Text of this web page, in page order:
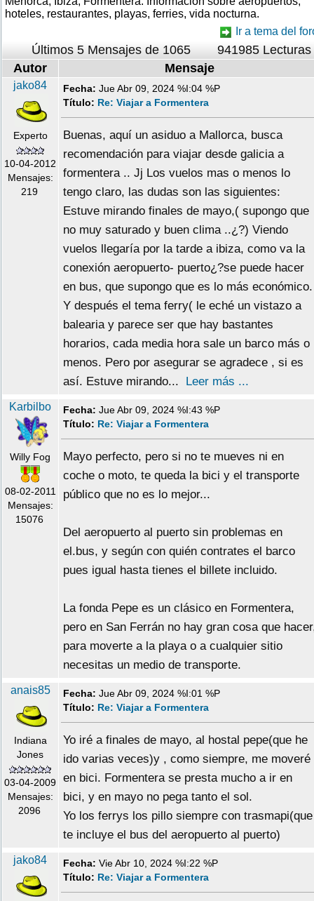
hoteles, restaurantes, playas, ferries, vida nocturna.
Ir a tema del
Últimos 5 Mensajes de 1065
941985 Lecturas
Autor
Mensaje
jako84
Experto
10-04-2012
Mensajes:
219
Fecha: Jue Abr 09, 2024 %I:04 %P
Título: Re: Viajar a Formentera
Buenas, aquí un asiduo a Mallorca, busca
recomendación para viajar desde galicia a
formentera .. Jj Los vuelos mas o menos lo
tengo claro, las dudas son las siguientes:
Estuve mirando finales de mayo,( supongo que
no muy saturado y buen clima ..¿?) Viendo
vuelos llegaría por la tarde a ibiza, como va la
conexión aeropuerto- puerto¿?se puede hacer
en bus, que supongo que es lo más económico.
Y después el tema ferry( le eché un vistazo a
balearia y parece ser que hay bastantes
horarios, cada media hora sale un barco más o
menos. Pero por asegurar se agradece , si es
así. Estuve mirando...
Leer más ...
Karbilbo
Willy Fog
08-02-2011
Mensajes:
15076
Fecha: Jue Abr 09, 2024 %I:43 %P
Título: Re: Viajar a Formentera
Mayo perfecto, pero si no te mueves ni en
coche o moto, te queda la bici y el transporte
público que no es lo mejor...
Del aeropuerto al puerto sin problemas en
el.bus, y según con quién contrates el barco
pues igual hasta tienes el billete incluido.
La fonda Pepe es un clásico en Formentera,
pero en San Ferrán no hay gran cosa que
para moverte a la playa o a cualquier sitio
necesitas un medio de transporte.
anais85
Indiana
Jones
03-04-2009
Mensajes:
2096
Fecha: Jue Abr 09, 2024 %I:01 %P
Título: Re: Viajar a Formentera
Yo iré a finales de mayo, al hostal pepe(que he
ido varias veces)y , como siempre, me moveré
en bici. Formentera se presta mucho a ir en
bici, y en mayo no pega tanto el sol.
Yo los ferrys los pillo siempre con trasmapi(que
te incluye el bus del aeropuerto al puerto)
jako84 Fecha: Vie Abr 10, 2024 %I:22 %P
Título: Re: Viajar a Formentera